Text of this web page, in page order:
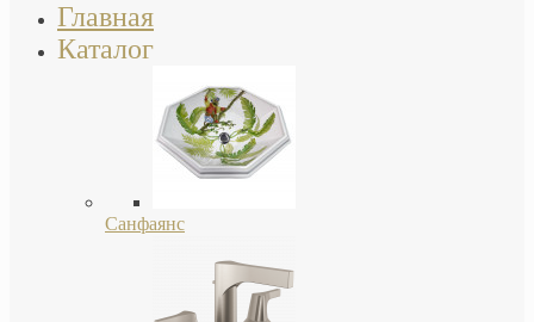
Главная
Каталог
Санфаянс